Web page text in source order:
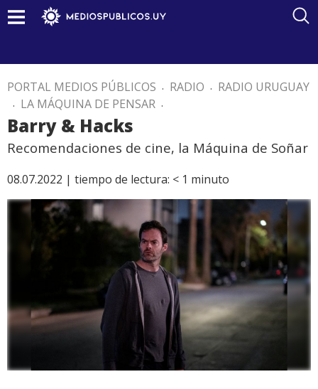
PORTAL MEDIOS PÚBLICOS . RADIO . RADIO URUGUAY
. LA MÁQUINA DE PENSAR .
Barry & Hacks
Recomendaciones de cine, la Máquina de Soñar
08.07.2022 | tiempo de lectura: < 1 minuto